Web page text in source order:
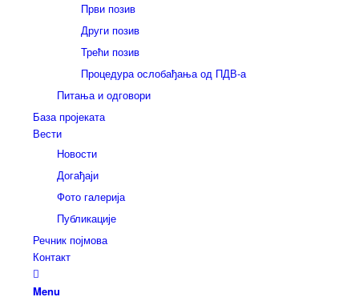
Први позив
Други позив
Трећи позив
Процедура ослобађања од ПДВ-а
Питања и одговори
База пројеката
Вести
Новости
Догађаји
Фото галерија
Публикације
Речник појмова
Контакт
Menu